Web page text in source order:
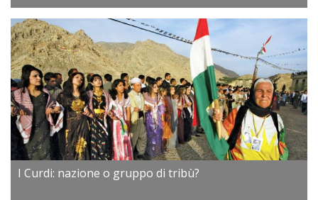
I Curdi: nazione o gruppo di tribù?